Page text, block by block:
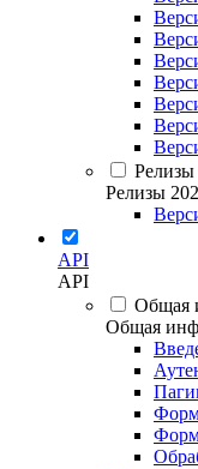
Релизы
Релизы
API
API
Общая
Общая